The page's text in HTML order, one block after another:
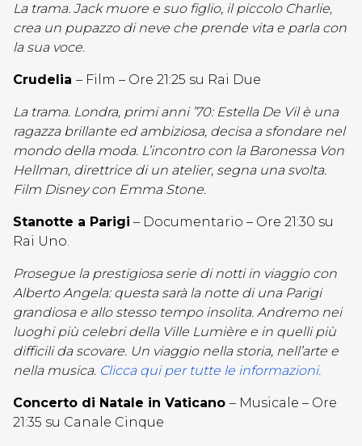
La trama. Jack muore e suo figlio, il piccolo Charlie,
crea un pupazzo di neve che prende vita e parla con
la sua voce.
Crudelia – Film – Ore 21:25 su Rai Due
La trama. Londra, primi anni ’70: Estella De Vil è una
ragazza brillante ed ambiziosa, decisa a sfondare nel
mondo della moda. L’incontro con la Baronessa Von
Hellman, direttrice di un atelier, segna una svolta.
Film Disney con Emma Stone.
Stanotte a Parigi – Documentario – Ore 21:30 su
Rai Uno.
Prosegue la prestigiosa serie di notti in viaggio con
Alberto Angela: questa sarà la notte di una Parigi
grandiosa e allo stesso tempo insolita. Andremo nei
luoghi più celebri della Ville Lumière e in quelli più
difficili da scovare. Un viaggio nella storia, nell’arte e
nella musica. Clicca qui per tutte le informazioni.
Concerto di Natale in Vaticano – Musicale – Ore
21:35 su Canale Cinque